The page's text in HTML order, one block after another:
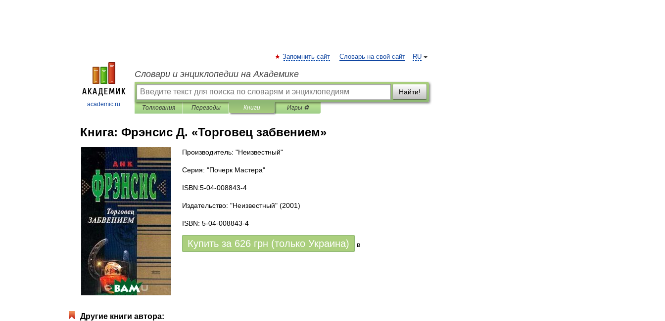
academic.ru
RU
Запомнить сайт Словарь на свой сайт
Словари и энциклопедии на Академике
Найти!
Толкования Переводы Книги Игры ⚽
Книга: Фрэнсис Д. «Торговец забвением»
Производитель: "Неизвестный"
Серия: "Почерк Мастера"
ISBN:5-04-008843-4
Издательство: "Неизвестный" (2001)
ISBN: 5-04-008843-4
Купить за 626 грн (только Украина) в
Другие книги автора: